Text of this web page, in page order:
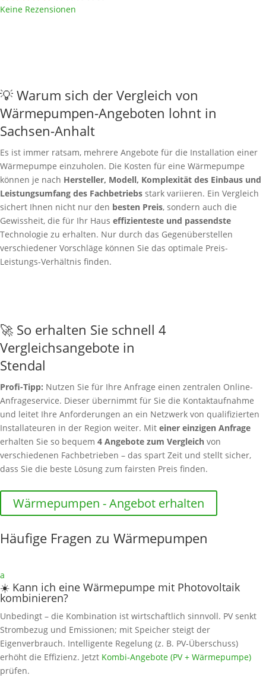
Keine Rezensionen
💡 Warum sich der Vergleich von
Wärmepumpen-Angeboten lohnt in
Sachsen-Anhalt
Es ist immer ratsam, mehrere Angebote für die Installation einer
Wärmepumpe einzuholen. Die Kosten für eine Wärmepumpe
können je nach Hersteller, Modell, Komplexität des Einbaus und
Leistungsumfang des Fachbetriebs stark variieren. Ein Vergleich
sichert Ihnen nicht nur den besten Preis, sondern auch die
Gewissheit, die für Ihr Haus effizienteste und passendste
Technologie zu erhalten. Nur durch das Gegenüberstellen
verschiedener Vorschläge können Sie das optimale Preis-
Leistungs-Verhältnis finden.
🚀 So erhalten Sie schnell 4
Vergleichsangebote in
Stendal
Profi-Tipp: Nutzen Sie für Ihre Anfrage einen zentralen Online-
Anfrageservice. Dieser übernimmt für Sie die Kontaktaufnahme
und leitet Ihre Anforderungen an ein Netzwerk von qualifizierten
Installateuren in der Region weiter. Mit einer einzigen Anfrage
erhalten Sie so bequem 4 Angebote zum Vergleich von
verschiedenen Fachbetrieben – das spart Zeit und stellt sicher,
dass Sie die beste Lösung zum fairsten Preis finden.
Wärmepumpen - Angebot erhalten
Häufige Fragen zu Wärmepumpen
a
☀️ Kann ich eine Wärmepumpe mit Photovoltaik
kombinieren?
Unbedingt – die Kombination ist wirtschaftlich sinnvoll. PV senkt
Strombezug und Emissionen; mit Speicher steigt der
Eigenverbrauch. Intelligente Regelung (z. B. PV‑Überschuss)
erhöht die Effizienz. Jetzt Kombi‑Angebote (PV + Wärmepumpe)
prüfen.